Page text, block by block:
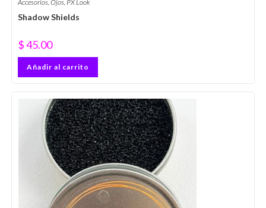
Accesorios,Ojos, PX Look
Shadow Shields
$45.00
Añadir al carrito